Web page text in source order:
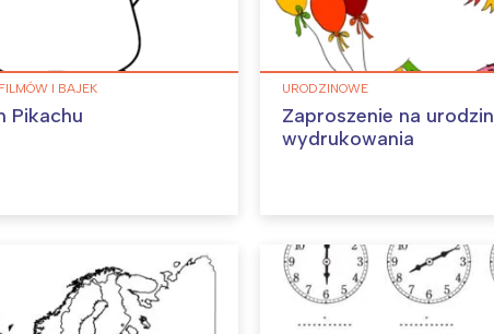
I BAJEK
Pikachu
URODZINOWE
Zaproszenie na
wydrukowania